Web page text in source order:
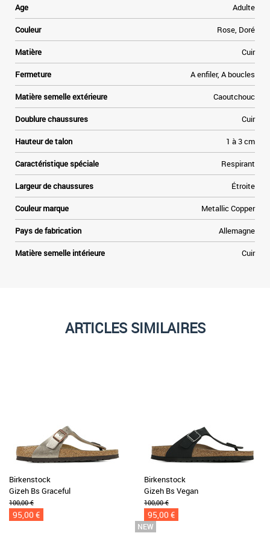
Age Adulte
Couleur Rose, Doré
Matière Cuir
Fermeture A enfiler, A boucles
Matière semelle extérieure Caoutchouc
Doublure chaussures Cuir
Hauteur de talon 1 à 3 cm
Caractéristique spéciale Respirant
Largeur de chaussures Étroite
Couleur marque Metallic Copper
Pays de fabrication Allemagne
Matière semelle intérieure Cuir
ARTICLES SIMILAIRES
Birkenstock
Gizeh Bs Graceful
100,00 €
95,00 €
Birkenstock
Gizeh Bs Vegan
100,00 €
95,00 €